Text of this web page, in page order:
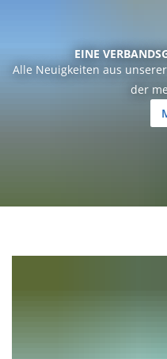
EINE
Alle Neuigkeiten aus
der
Hoehr-